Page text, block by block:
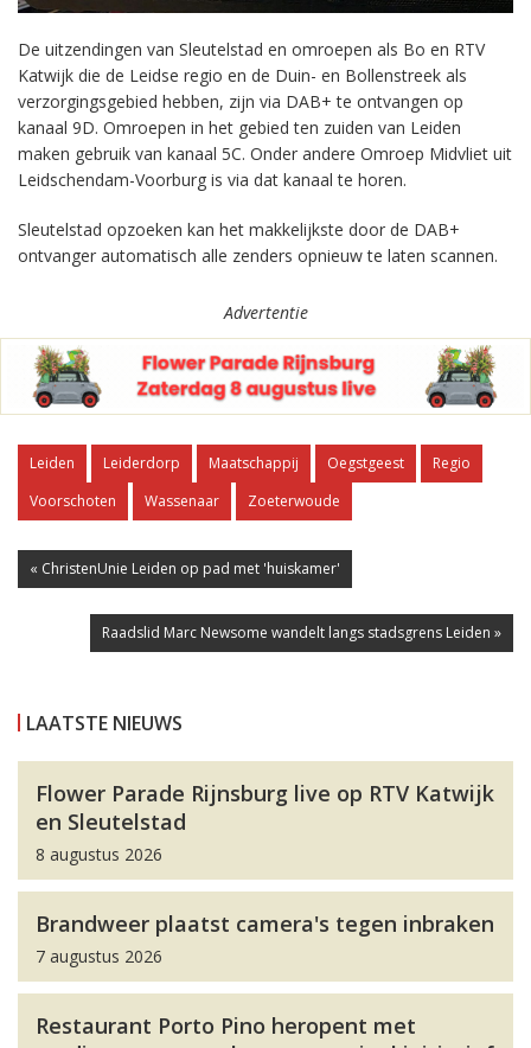
De uitzendingen van Sleutelstad en omroepen als Bo en RTV
Katwijk die de Leidse regio en de Duin- en Bollenstreek als
verzorgingsgebied hebben, zijn via DAB+ te ontvangen op
kanaal 9D. Omroepen in het gebied ten zuiden van Leiden
maken gebruik van kanaal 5C. Onder andere Omroep Midvliet uit
Leidschendam-Voorburg is via dat kanaal te horen.
Sleutelstad opzoeken kan het makkelijkste door de DAB+
ontvanger automatisch alle zenders opnieuw te laten scannen.
Advertentie
Leiden Leiderdorp Maatschappij Oegstgeest
Regio
Voorschoten
Wassenaar Zoeterwoude
« ChristenUnie Leiden op pad met 'huiskamer'
Raadslid Marc Newsome wandelt langs stadsgrens Leiden »
LAATSTE NIEUWS
Flower Parade Rijnsburg live op RTV Katwijk
en Sleutelstad
8 augustus 2026
Brandweer plaatst camera's tegen inbraken
7 augustus 2026
Restaurant Porto Pino heropent met